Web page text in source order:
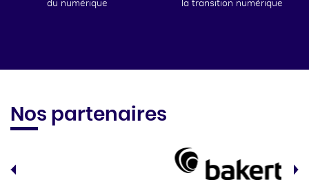
du numérique
la transition numérique
Nos partenaires